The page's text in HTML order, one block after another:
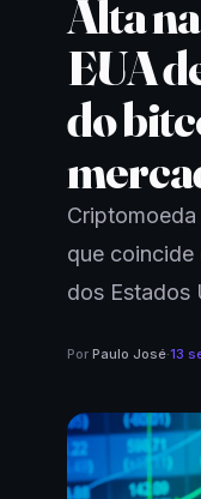
Alta
EUA
do
que coincide
dos Estados
Por Paulo José·13